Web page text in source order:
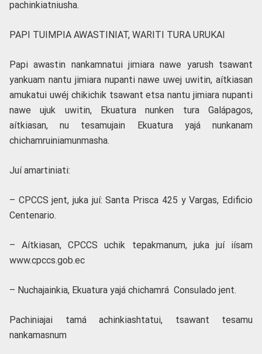
pachinkiatniusha.
PAPI TUIMPIA AWASTINIAT, WARITI TURA URUKAI
Papi awastin nankamnatui jimiara nawe yarush tsawant
yankuam nantu jimiara nupanti nawe uwej uwitin, aítkiasan
amukatui uwéj chikichik tsawant etsa nantu jimiara nupanti
nawe ujuk uwitin, Ekuatura nunken tura Galápagos,
aítkiasan, nu tesamujain Ekuatura yajá nunkanam
chichamruiniamunmasha.
Juí amartiniati:
– CPCCS jent, juka juí: Santa Prisca 425 y Vargas, Edificio
Centenario.
– Aítkiasan, CPCCS uchik tepakmanum, juka juí iísam
www.cpccs.gob.ec
– Nuchajainkia, Ekuatura yajá chichamrá Consulado jent.
Pachiniajai tamá achinkiashtatui, tsawant tesamu
nankamasnum